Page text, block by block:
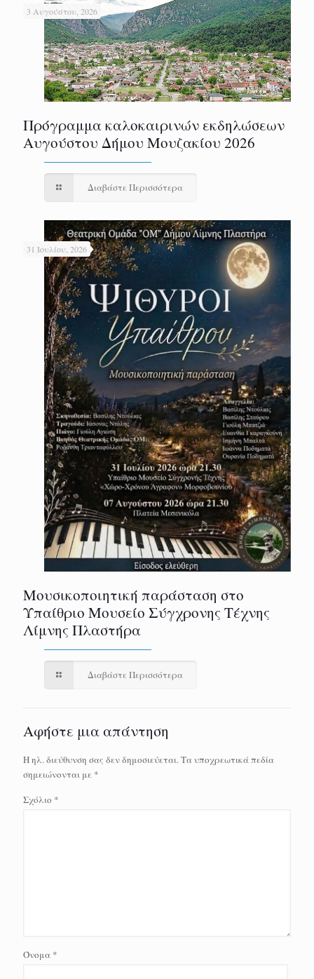
3 Αυγούστου, 2026
Πρόγραμμα καλοκαιρινών εκδηλώσεων
Αυγούστου Δήμου Μουζακίου 2026
Διαβάστε Περισσότερα
31 Ιουλίου, 2026
Μουσικοποιητική παράσταση στο
Υπαίθριο Μουσείο Σύγχρονης Τέχνης
Λίμνης Πλαστήρα
Διαβάστε Περισσότερα
Αφήστε μια απάντηση
Η ηλ. διεύθυνση σας δεν δημοσιεύεται.Τα υποχρεωτικά πεδία
σημειώνονται με *
Σχόλιο *
Όνομα *